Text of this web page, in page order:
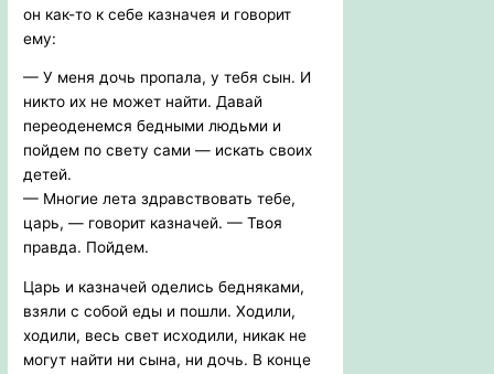
он как-то к себе казначея и говорит
ему:
— У меня дочь пропала, у тебя сын. И
никто их не может найти. Давай
переоденемся бедными людьми и
пойдем по свету сами — искать своих
детей.
— Многие лета здравствовать тебе,
царь, — говорит казначей. — Твоя
правда. Пойдем.
Царь и казначей оделись бедняками,
взяли с собой еды и пошли. Ходили,
ходили, весь свет исходили, никак не
могут найти ни сына, ни дочь. В конце